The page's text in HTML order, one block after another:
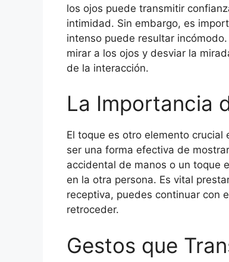
los ojos puede transmitir
intimidad. Sin embargo, es
intenso puede resultar
mirar a los ojos y desviar la
de la interacción.
La Importancia
El toque es otro elemento
ser una forma efectiva de
accidental de manos o un toque
en la otra persona. Es vital
receptiva, puedes continuar con
retroceder.
Gestos que